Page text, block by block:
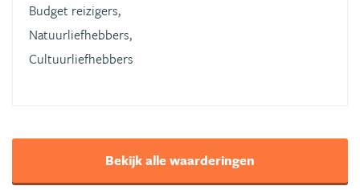
Budget reizigers,
Natuurliefhebbers,
Cultuurliefhebbers
Bekijk alle waarderingen